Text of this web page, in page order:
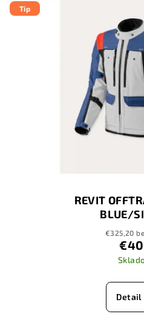
Tip
REVIT
BLUE/
€325,20
Detail